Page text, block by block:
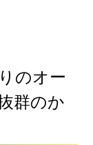
のオー
群のか